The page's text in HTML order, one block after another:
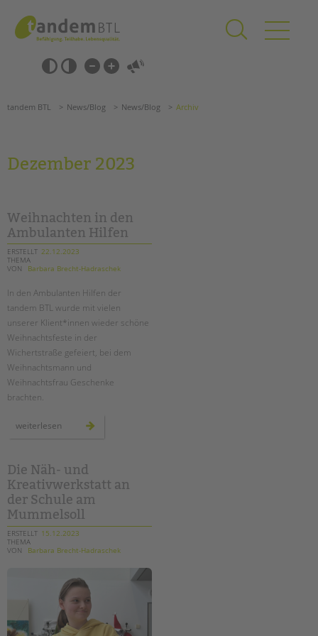
springen
Barrierefrei-
Einstellungen
überspringen
überspringen
Förderzentren
Kollegs
EFöB
Schulbezogene Sozialarbeit
HILFEN ZUR ERZIEHUNG
EINGLIEDERUNGSHILFE
BETREUTES WOHNEN
Zertfikatskurse
Seminarräume
STADTTEILARBEIT
PROFIL | LEITBILD
Bereiche im Überblick
Unsere Videos
Gesellschafter VdK
schoolcoach BTL
Suchen
tandem BTL News/Blog News/Blog Archiv
Dezember 2023
Weihnachten in den
Ambulanten Hilfen
ERSTELLT 22.12.2023
THEMA
VON
Barbara Brecht-Hadraschek
In den Ambulanten Hilfen der
tandem BTL wurde mit vielen
unserer Klient*innen wieder schöne
Weihnachtsfeste in der
Wichertstraße gefeiert, bei dem
Weihnachtsmann und
Weihnachtsfrau Geschenke
brachten.
weiterlesen weihnachten
Die Näh- und
Kreativwerkstatt an
der Schule am
Mummelsoll
ERSTELLT 15.12.2023
THEMA
VON
Barbara Brecht-Hadraschek